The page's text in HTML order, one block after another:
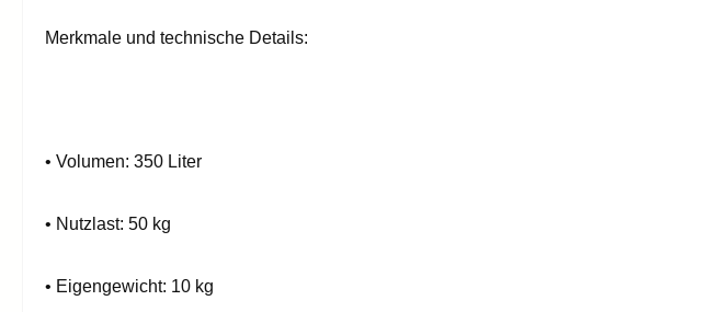
Merkmale und technische Details:
• Volumen: 350 Liter
• Nutzlast: 50 kg
• Eigengewicht: 10 kg